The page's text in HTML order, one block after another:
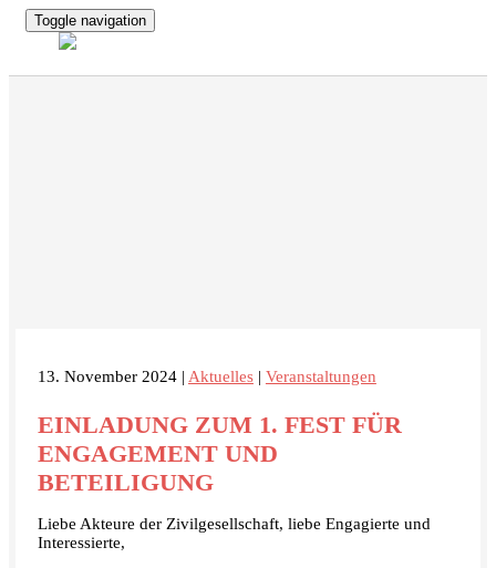
Toggle navigation
13. November 2024 | Aktuelles| Veranstaltungen
EINLADUNG ZUM 1. FEST FÜR
ENGAGEMENT UND
BETEILIGUNG
Liebe Akteure der Zivilgesellschaft, liebe Engagierte und
Interessierte,